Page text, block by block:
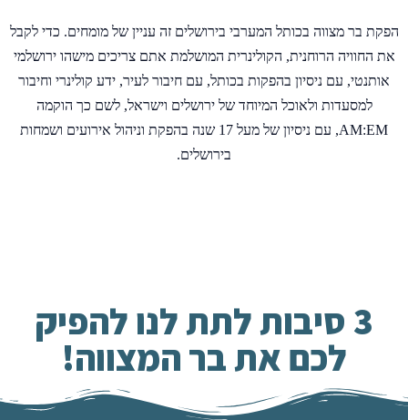
הפקת בר מצווה בכותל המערבי בירושלים זה עניין של מומחים. כדי לקבל
את החוויה הרוחנית, הקולינרית המושלמת אתם צריכים מישהו ירושלמי
אותנטי, עם ניסיון בהפקות בכותל, עם חיבור לעיר, ידע קולינרי וחיבור
למסעדות ולאוכל המיוחד של ירושלים וישראל, לשם כך הוקמה
AM:EM, עם ניסיון של מעל 17 שנה בהפקת וניהול אירועים ושמחות
בירושלים.
3 סיבות לתת לנו להפיק
לכם את בר המצווה!